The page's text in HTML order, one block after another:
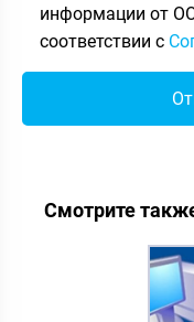
информации от
соответствии с
Смотрите